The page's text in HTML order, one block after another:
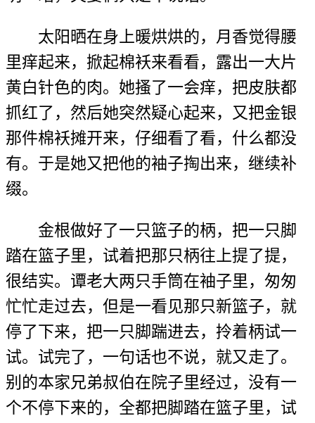
太阳晒在身上暖烘烘的，月香觉得腰
里痒起来，掀起棉袄来看看，露出一大片
黄白针色的肉。她搔了一会痒，把皮肤都
抓红了，然后她突然疑心起来，又把金银
那件棉袄摊开来，仔细看了看，什么都没
有。于是她又把他的袖子掏出来，继续补
缀。
金根做好了一只篮子的柄，把一只脚
踏在篮子里，试着把那只柄往上提了提，
很结实。谭老大两只手筒在袖子里，匆匆
忙忙走过去，但是一看见那只新篮子，就
停了下来，把一只脚踹进去，拎着柄试一
试。试完了，一句话也不说，就又走了。
别的本家兄弟叔伯在院子里经过，没有一
个不停下来的，全都把脚踏在篮子里，试